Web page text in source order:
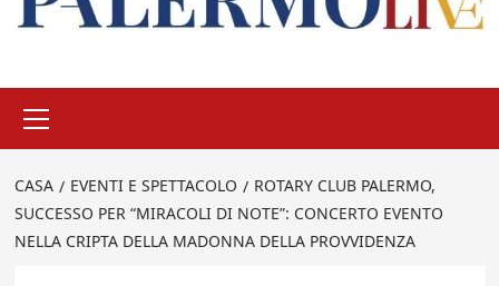
principale
CASA EVENTI E SPETTACOLO
ROTARY CLUB PALERMO,
SUCCESSO PER “MIRACOLI DI NOTE”: CONCERTO EVENTO
NELLA CRIPTA DELLA MADONNA DELLA PROVVIDENZA